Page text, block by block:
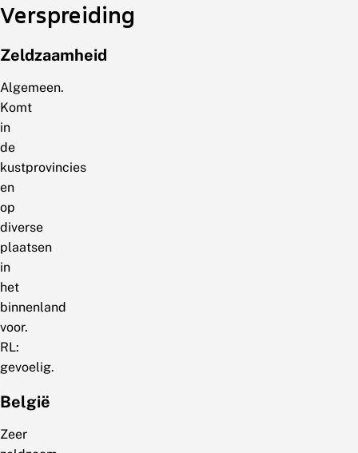
Verspreiding
Zeldzaamheid
Algemeen.
Komt
in
de
kustprovincies
en
op
diverse
plaatsen
in
het
binnenland
voor.
RL:
gevoelig.
België
Zeer